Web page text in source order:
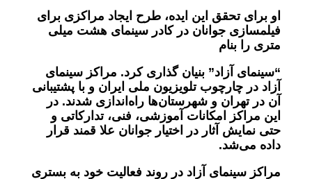
او برای تحقق این ایده، طرح ایجاد مراکزی برای
فیلمسازی جوانان در کادر سینمای هشت میلی‌
متری را بنام
“سینمای آزاد” بنیان گذاری کرد. مراکز سینمای
آزاد در چارچوب تلویزیون ملی ایران و با پشتیبانی
آن در تهران و شهرستان‌ها راه‌اندازی شدند. در
این مراکز امکانات آموزشی، فنی، تدارکاتی و
حتی نمایش آثار در اختیار جوانان علا قمند قرار
داده می‌شد.
مراکز سینمای آزاد در روند فعالیت خود به بستری